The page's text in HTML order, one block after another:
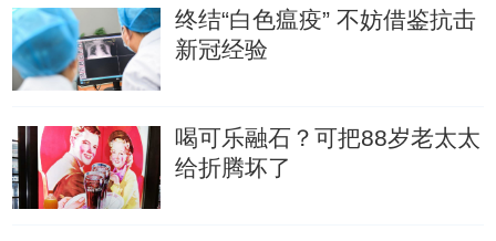
终结“白色瘟疫” 不妨借鉴抗击
新冠经验
喝可乐融石？可把88岁老太太
给折腾坏了